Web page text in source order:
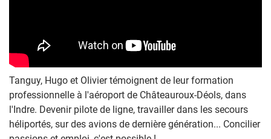
Tanguy, Hugo et Olivier témoignent de leur formation
professionnelle à l'aéroport de Châteauroux-Déols, dans
l'Indre. Devenir pilote de ligne, travailler dans les secours
héliportés, sur des avions de dernière génération... Concilier